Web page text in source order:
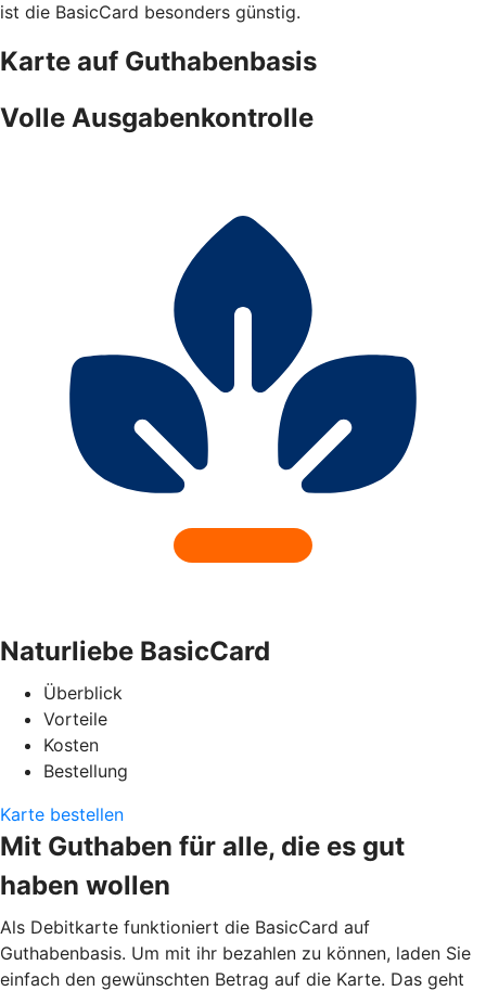
ist die BasicCard besonders günstig.
Karte auf Guthabenbasis
Volle Ausgabenkontrolle
Naturliebe BasicCard
Überblick
Vorteile
Kosten
Bestellung
Karte bestellen
Mit Guthaben für alle, die es gut
haben wollen
Als Debitkarte funktioniert die BasicCard auf
Guthabenbasis. Um mit ihr bezahlen zu können, laden Sie
einfach den gewünschten Betrag auf die Karte. Das geht